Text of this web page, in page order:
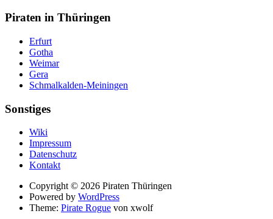
Piraten in Thüringen
Erfurt
Gotha
Weimar
Gera
Schmalkalden-Meiningen
Sonstiges
Wiki
Impressum
Datenschutz
Kontakt
Suche
Copyright © 2026 Piraten Thüringen
Powered by WordPress
Theme: Pirate Rogue von xwolf